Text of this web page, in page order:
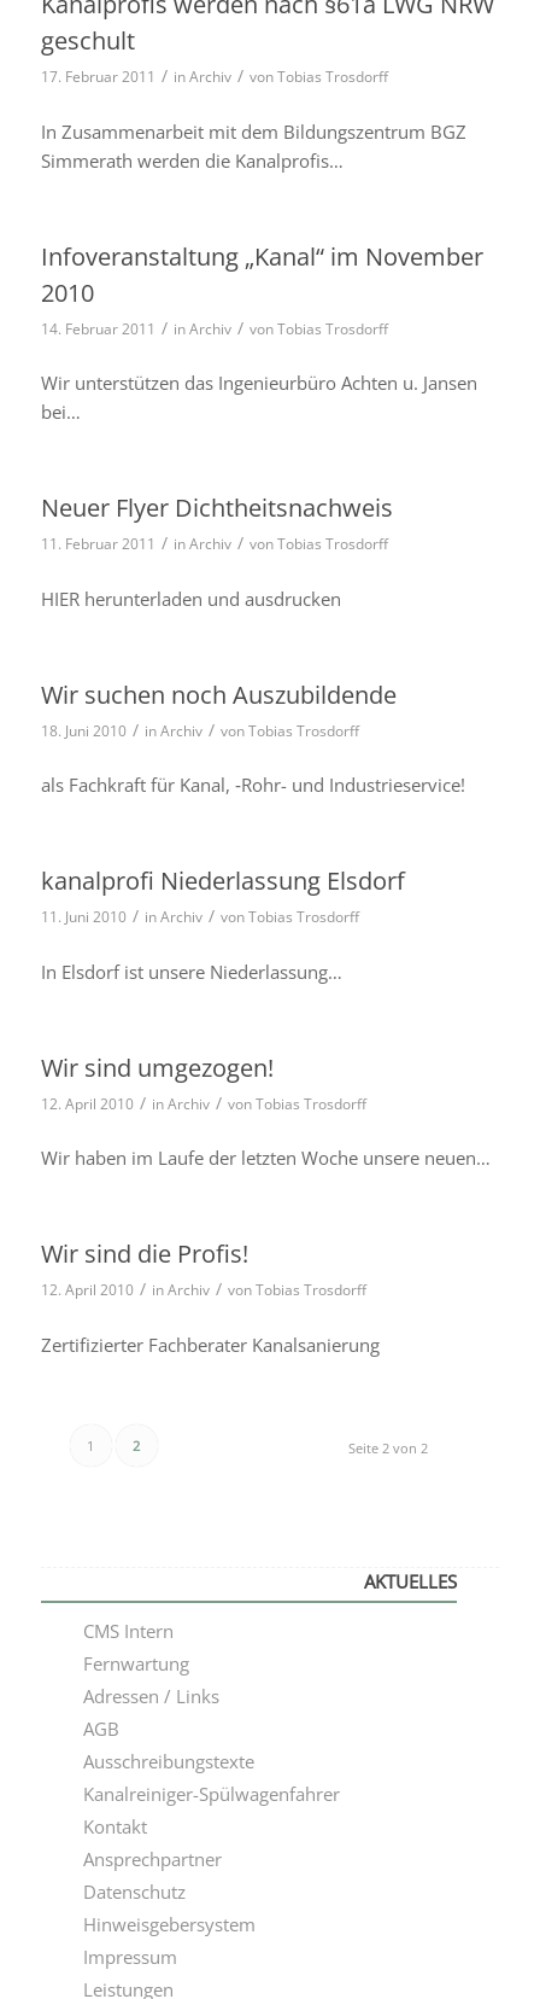
geschult
17. Februar 2011 / inArchiv / vonTobias Trosdorff
In Zusammenarbeit mit dem Bildungszentrum BGZ
Simmerath werden die Kanalprofis…
Infoveranstaltung „Kanal“ im November
2010
14. Februar 2011 / inArchiv / vonTobias Trosdorff
Wir unter­stüt­zen das Ingenieurbüro Achten u. Jansen
bei…
Neuer Flyer Dichtheitsnachweis
11. Februar 2011 / inArchiv / vonTobias Trosdorff
HIER herun­ter­la­den und ausdru­cken
Wir suchen noch Auszubildende
18. Juni 2010 / inArchiv / vonTobias Trosdorff
als Fachkraft für Kanal, ‑Rohr- und Industrieservice!
kanalprofi Niederlassung Elsdorf
11. Juni 2010 / inArchiv / vonTobias Trosdorff
In Elsdorf ist unsere Niederlassung…
Wir sind umgezogen!
12. April 2010 / inArchiv / vonTobias Trosdorff
Wir haben im Laufe der letz­ten Woche unsere neuen…
Wir sind die Profis!
12. April 2010 / inArchiv / vonTobias Trosdorff
Zertifizierter Fachberater Kanalsanierung
Seite 2 von 2
1 2
AKTUELLES
CMS Intern
Fernwartung
Adressen / Links
AGB
Ausschreibungstexte
Kanalreiniger-Spülwagenfahrer
Kontakt
Ansprechpartner
Datenschutz
Hinweisgebersystem
Impressum
Leistungen